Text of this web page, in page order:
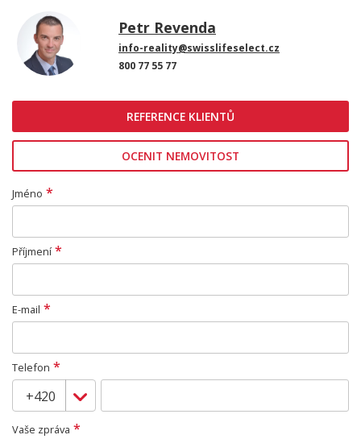
Petr Revenda
info-reality@swisslifeselect.cz
800 77 55 77
REFERENCE KLIENTŮ
OCENIT NEMOVITOST
Jméno *
Příjmení *
E-mail *
Telefon *
Vaše zpráva *